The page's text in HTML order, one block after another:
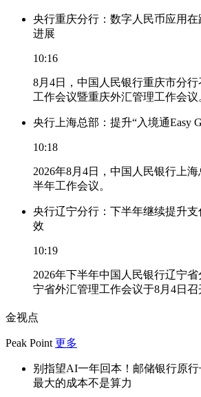
央行重庆分行：数字人民币应用
进展
10:16
8月4日，中国人民银行重庆市分行
工作会议暨重庆外汇管理工作会议
央行上海总部：提升“入境通Easy
10:18
2026年8月4日，中国人民银行上
半年工作会议。
央行辽宁分行：下半年继续提升
效
10:19
2026年下半年中国人民银行辽宁
宁省外汇管理工作会议于8月4日召
金视点
Peak Point 更多
别指望AI一年回本！邮储银行原
最大的成本不是算力